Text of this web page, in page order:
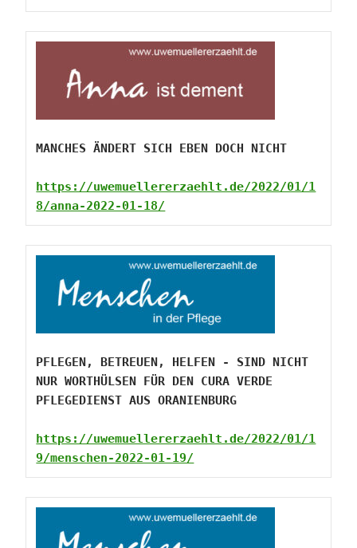
https://uwemuellererzaehlt.de/2022/01/1
8/anna-2022-01-18/
PFLEGEN, BETREUEN, HELFEN - SIND NICHT
NUR WORTHÜLSEN FÜR DEN CURA VERDE
PFLEGEDIENST AUS ORANIENBURG
https://uwemuellererzaehlt.de/2022/01/1
9/menschen-2022-01-19/